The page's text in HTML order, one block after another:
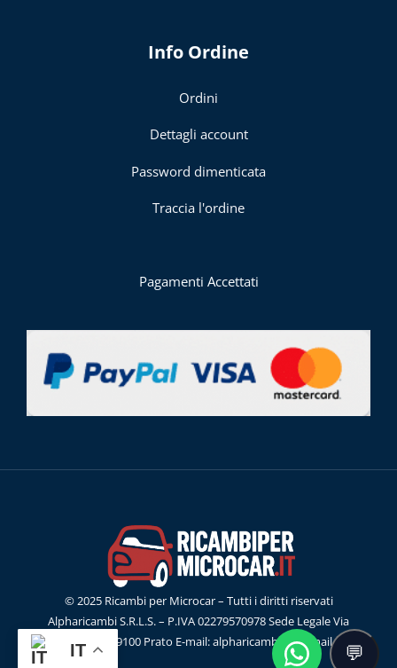
Info Ordine
Ordini
Dettagli account
Password dimenticata
Traccia l'ordine
Pagamenti Accettati
© 2025 Ricambi per Microcar – Tutti i diritti riservati
Alpharicambi S.R.L.S. – P.IVA 02279570978 Sede Legale Via
G.Ferraris, 55 59100 Prato E-mail: alpharicambisrl@gmail.com
IT